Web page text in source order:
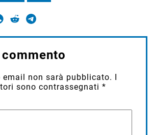
non sarà pubblicato. I
sono contrassegnati*